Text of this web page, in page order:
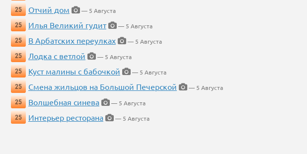
25
Отчий дом
— 5 Августа
25
Илья Великий гудит
— 5 Августа
25
В Арбатских переулках
— 5 Августа
25
Лодка с ветлой
— 5 Августа
25
Куст малины с бабочкой
— 5 Августа
25
Смена жильцов на Большой Печерской
— 5 Августа
25
Волшебная синева
— 5 Августа
25
Интерьер ресторана — 5 Августа